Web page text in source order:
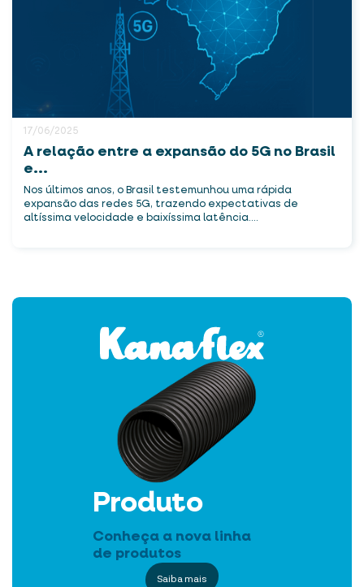
17/06/2025
A relação entre a expansão do 5G no Brasil
e...
Nos últimos anos, o Brasil testemunhou uma rápida
expansão das redes 5G, trazendo expectativas de
altíssima velocidade e baixíssima latência....
Produto
Conheça a nova linha
de produtos
Saiba mais